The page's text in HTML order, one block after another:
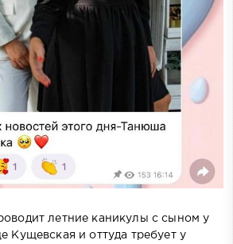
летние каникулы с сыном у
Кущевская и оттуда требует у